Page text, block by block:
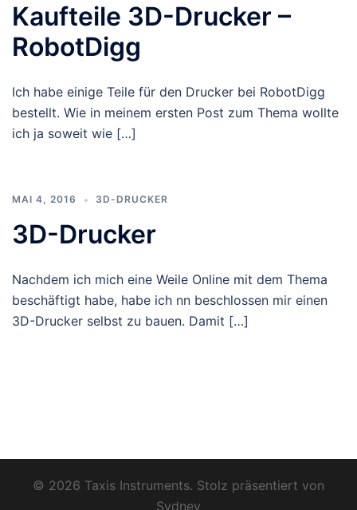
Kaufteile 3D-Drucker –
RobotDigg
Ich habe einige Teile für den Drucker bei RobotDigg
bestellt. Wie in meinem ersten Post zum Thema wollte
ich ja soweit wie […]
MAI 4, 2016 3D-DRUCKER
3D-Drucker
Nachdem ich mich eine Weile Online mit dem Thema
beschäftigt habe, habe ich nn beschlossen mir einen
3D-Drucker selbst zu bauen. Damit […]
© 2026 Taxis Instruments. Stolz präsentiert von
Sydney